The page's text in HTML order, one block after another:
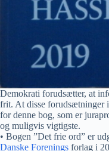
Demokrati forudsætter, at
frit. At disse forudsætninger
for denne bog, som er
og muligvis vigtigste.
• Bogen ”Det frie ord” er
Danske Forenings forlag i